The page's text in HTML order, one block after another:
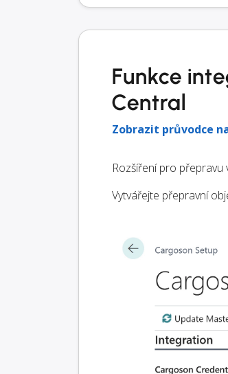
Funkce
Central
Zobrazit průvodce
Rozšíření pro
Vytvářejte přepravní